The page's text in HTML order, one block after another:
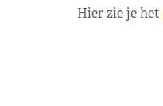
Hier zie je het